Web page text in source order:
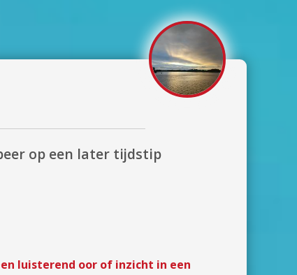
op een later tijdstip
luisterend oor of inzicht in een